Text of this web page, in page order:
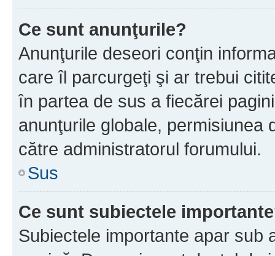
Ce sunt anunţurile?
Anunţurile deseori conţin
care îl parcurgeţi şi ar trebui
în partea de sus a fiecărei
anunţurile globale, permisiunea
către administratorul forumului.
Sus
Ce sunt subiectele
Subiectele importante apar sub